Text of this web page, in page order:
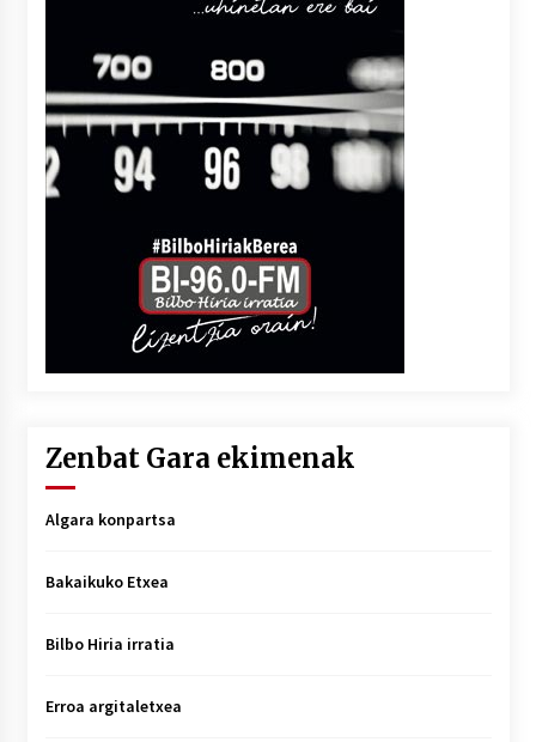
Zenbat Gara ekimenak
Algara konpartsa
Bakaikuko Etxea
Bilbo Hiria irratia
Erroa argitaletxea